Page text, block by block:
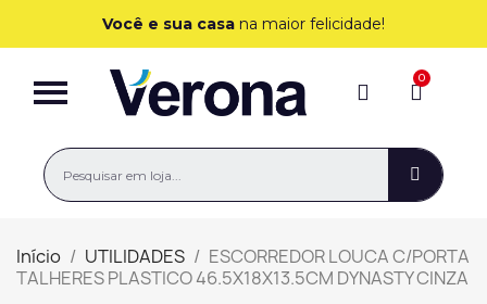
Você e sua casa na maior felicidade!
Início UTILIDADES
ESCORREDOR LOUCA C/PORTA
TALHERES PLASTICO 46.5X18X13.5CM DYNASTY CINZA